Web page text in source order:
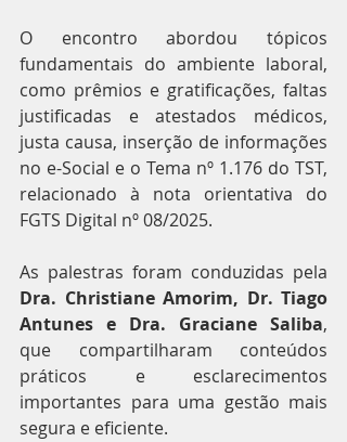
O encontro abordou tópicos
fundamentais do ambiente laboral,
como prêmios e gratificações, faltas
justificadas e atestados médicos,
justa causa, inserção de informações
no e-Social e o Tema nº 1.176 do TST,
relacionado à nota orientativa do
FGTS Digital nº 08/2025.
Dra. Christiane Amorim, Dr. Tiago
Antunes e Dra. Graciane Saliba,
que compartilharam conteúdos
práticos e esclarecimentos
importantes para uma gestão mais
segura e eficiente.